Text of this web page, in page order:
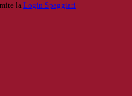
la Login Spaggiari